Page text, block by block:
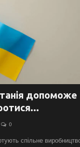
допоможе
0
спільне